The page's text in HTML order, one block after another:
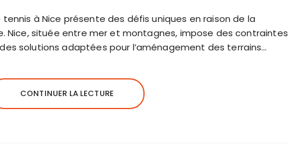
à Nice présente des défis uniques en raison de la
Nice, située entre mer et montagnes, impose des contraintes
solutions adaptées pour l’aménagement des terrains…
CONTINUER LA LECTURE